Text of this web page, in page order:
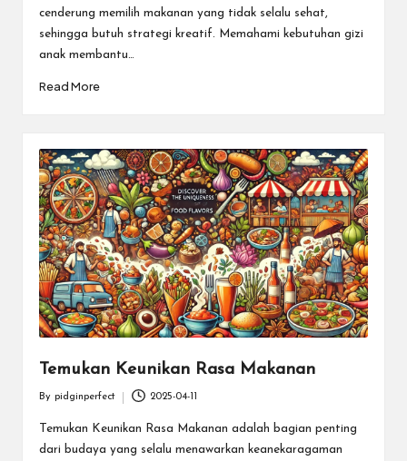
cenderung memilih makanan yang tidak selalu sehat,
sehingga butuh strategi kreatif. Memahami kebutuhan gizi
anak membantu…
Read More
Temukan Keunikan Rasa Makanan
by
By pidginperfect 2025-04-11
Temukan Keunikan Rasa Makanan adalah bagian penting
dari budaya yang selalu menawarkan keanekaragaman